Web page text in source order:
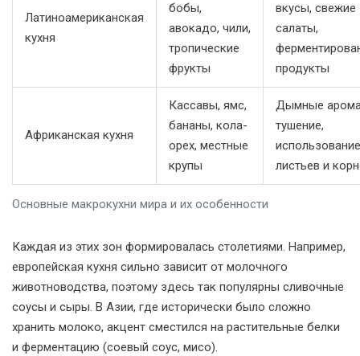
Основные макрокухни мира и их особенности
Латиноамериканская
кухня
бобы,
авокадо, чили,
тропические
фрукты
вкусы, свежие
салаты,
продукты
Африканская кухня
Кассавы, ямс,
бананы, кола-
орех, местные
крупы
Дымные
тушение,
использование
листьев и
Каждая из этих зон формировалась столетиями. Например,
европейская кухня сильно зависит от молочного
животноводства, поэтому здесь так популярны сливочные
соусы и сыры. В Азии, где исторически было сложно
хранить молоко, акцент сместился на растительные белки
и ферментацию (соевый соус, мисо).